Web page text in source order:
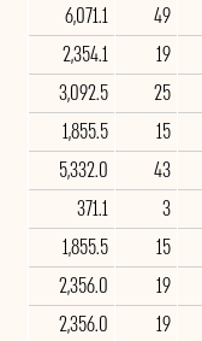
49
6,071.1
19
2,354.1
25
3,092.5
15
1,855.5
43
5,332.0
3
371.1
15
1,855.5
19
2,356.0
19
2,356.0